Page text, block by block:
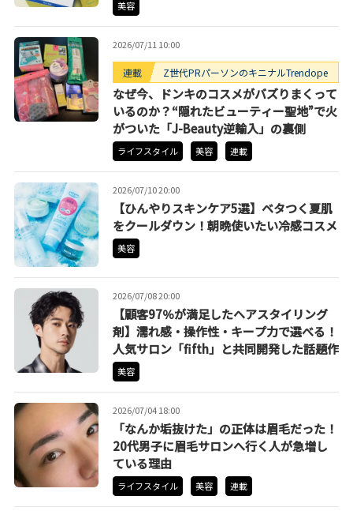
美容
2026/07/11 10:00
連載 Z世代PRパーソンのキニナルTrendope
なぜ今、ドンキのコスメがバズりまくって
いるのか？“隠れたビューティー聖地”で火
がついた「J-Beauty逆輸入」の裏側
ライフスタイル 美容 連載
2026/07/10 20:00
【ひんやりスキンケア5選】ベタつく夏肌
をクールダウン！朝晩使いたい冷感コスメ
美容
2026/07/08 20:00
【顧客97％が満足したヘアスタイリング
剤】濡れ感・操作性・キープ力で選べる！
人気サロン「fifth」と共同開発した話題作
美容
2026/07/04 18:00
「なんか垢抜けた」の正体は眉毛だった！
20代男子に眉毛サロンへ行く人が急増し
ている理由
ライフスタイル 美容 連載